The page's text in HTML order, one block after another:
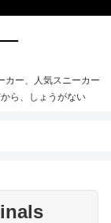
カー、人気スニーカー
ら、しょうがない